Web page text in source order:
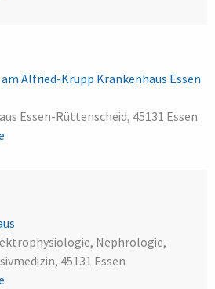
Alfried-Krupp Krankenhaus Essen
Essen-Rüttenscheid, 45131 Essen
Nephrologie,
45131 Essen